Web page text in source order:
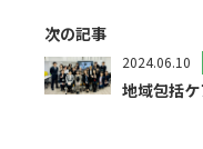
次の記事
2024.06.10
地域包括